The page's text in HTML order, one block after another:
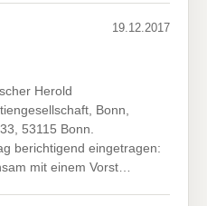
19.12.2017
Herold
Bonn,
53115 Bonn.
berichtigend eingetragen:
mit einem Vorst…